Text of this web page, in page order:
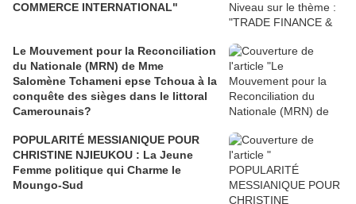
COMMERCE INTERNATIONAL"
Le Mouvement pour la Reconciliation
du Nationale (MRN) de Mme
Salomène Tchameni epse Tchoua à la
conquête des sièges dans le littoral
Camerounais?
POPULARITÉ MESSIANIQUE POUR
CHRISTINE NJIEUKOU : La Jeune
Femme politique qui Charme le
Moungo-Sud